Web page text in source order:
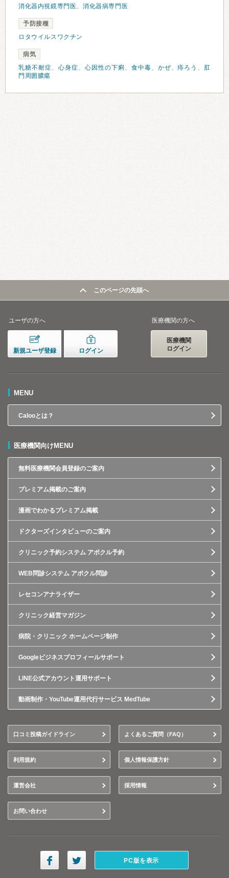
消化器内視鏡専門医、消化器病専門医
予防接種
ロタウイルスワクチン
病気
乳糖不耐症、 心身症、 心因性の下痢 、 食中毒、 かぜ、痔ろう 、 肛
門周囲膿瘍
このページの先頭へ
ユーザの方へ
新規ユーザ登録 ログイン
医療機関の方へ
医療機関
ログイン
MENU
Calooとは？
医療機関向けMENU
無料医療機関会員登録のご案内
プレミアム掲載のご案内
漫画でわかるプレミアム掲載
ドクターズインタビューのご案内
クリニック予約システム アポクル予約
WEB問診システム アポクル問診
レセコンアナライザー
クリニック経営マガジン
病院・クリニック ホームページ制作
Googleビジネスプロフィールサポート
LINE公式アカウント運用サポート
動画制作・YouTube運用代行サービス MedTube
口コミ投稿ガイドライン よくあるご質問（FAQ）
利用規約 個人情報保護方針
運営会社 採用情報
お問い合わせ
PC版を表示